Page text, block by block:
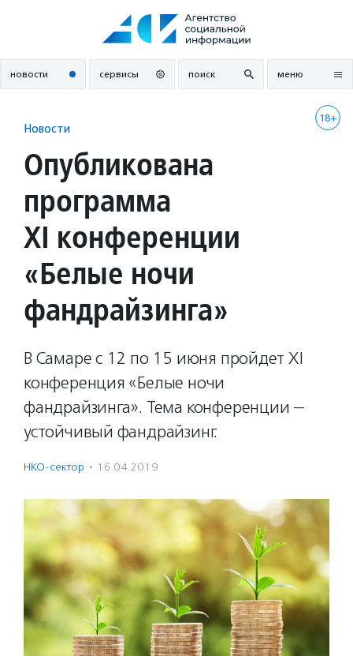
новости сервисы поиск меню
18+
Новости
Опубликована
программа
XI конференции
«Белые ночи
фандрайзинга»
В Самаре с 12 по 15 июня пройдет XI
конференция «Белые ночи
фандрайзинга». Тема конференции —
устойчивый фандрайзинг.
НКО-сектор · 16.04.2019